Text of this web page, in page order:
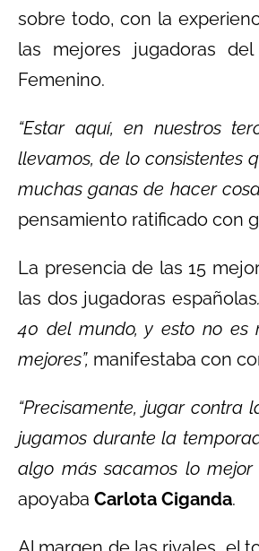
sobre todo, con la
las mejores jugadoras
Femenino.
“Estar aquí, en nuestros
llevamos, de lo consistentes
muchas ganas de hacer
pensamiento ratificado con
La presencia de las 15
las dos jugadoras españolas
40 del mundo, y esto no
mejores”, manifestaba con
“Precisamente, jugar contra
jugamos durante la
algo más sacamos lo mejor
apoyaba Carlota Ciganda.